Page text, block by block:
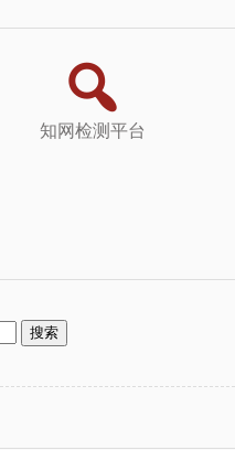
知网检测平台
搜索